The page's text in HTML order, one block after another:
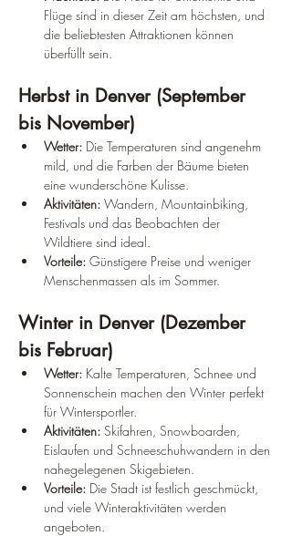
Flüge sind in dieser Zeit am höchsten, und
die beliebtesten Attraktionen können
überfüllt sein.
Herbst in Denver (September
bis November)
Wetter: Die Temperaturen sind angenehm
mild, und die Farben der Bäume bieten
eine wunderschöne Kulisse.
Aktivitäten: Wandern, Mountainbiking,
Festivals und das Beobachten der
Wildtiere sind ideal.
Vorteile: Günstigere Preise und weniger
Menschenmassen als im Sommer.
Winter in Denver (Dezember
bis Februar)
Wetter: Kalte Temperaturen, Schnee und
Sonnenschein machen den Winter perfekt
für Wintersportler.
Aktivitäten: Skifahren, Snowboarden,
Eislaufen und Schneeschuhwandern in den
nahegelegenen Skigebieten.
Vorteile: Die Stadt ist festlich geschmückt,
und viele Winteraktivitäten werden
angeboten.